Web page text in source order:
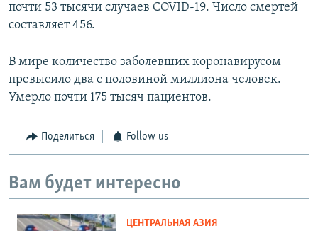
почти 53 тысячи случаев COVID-19. Число смертей
составляет 456.
В мире количество заболевших коронавирусом
превысило два с половиной миллиона человек.
Умерло почти 175 тысяч пациентов.
Поделиться Follow us
Вам будет интересно
ЦЕНТРАЛЬНАЯ АЗИЯ